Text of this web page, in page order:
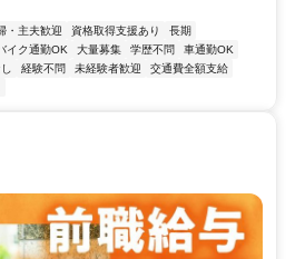
・主夫歓迎 資格取得支援あり
長期
イク通勤OK 大量募集 学歴不問
車通勤OK
経験不問 未経験者歓迎
交通費全額支給